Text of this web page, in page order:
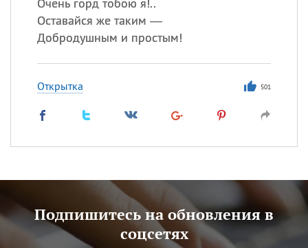
Оставайся же таким —
Добродушным и простым!
Открытка 501
Подпишитесь на обновления в
соцсетях